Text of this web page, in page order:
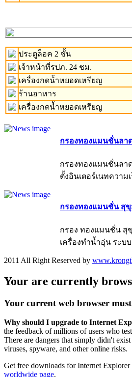
ประตูล็อค 2 ชั้น
เจ้าหน้าที่รปภ. 24 ชม.
เครื่องกดน้ำหยอดเหรียญ
ร้านอาหาร
เครื่องกดน้ำหยอดเหรียญ
กรองทองแมนชั่นลา
กรองทองแมนชั่นลา
ตั้งอินเตอร์เนทความ
กรองทองแมนชั่น สุขุ
กรอง ทองแมนชั่น สุ
เครื่องทำน้ำอุ่น ระบบ
2011 All Right Reserved by
Your are currently
Your current web browser
Why should I upgrade to Internet
the feedback of millions of users who
There are dangers that simply didn't
viruses, spyware, and other online risks.
Get free downloads for Internet
worldwide page.